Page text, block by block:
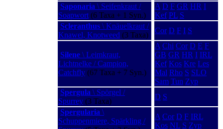
Saponaria \ Seifenkraut /
Soapwort (6 Taxa + 1 Syn.)
A D F GR HR I
Kef PL S
Scleranthus \ Knäuelkraut /
Knawel, Knotweed (3 Taxa)
Cor D F I S
Silene \ Leimkraut,
Lichtnelke / Campion,
Catchfly (67 Taxa + 7 Syn.)
A Chi Cor D E F
GB GR HR I IRL
Kef Kos Kre Les
Mal Rho S SLO
Sam Tun Zyp
Spergula \ Spörgel /
Spurrey (3 Taxa)
D S
Spergularia \
Schuppenmiere, Spärkling /
A Cor D F IRL
Kos NL S Zyp